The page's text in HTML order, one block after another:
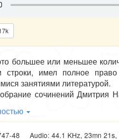
Дирижер
большее или меньшее
строки, имел полное
занятиями литературой.
сочинений Дмитрия
Очень многие из его
и тем более не
48 Audio: 44.1 KHz, 23mn 21s,